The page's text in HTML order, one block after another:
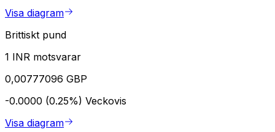
Visa diagram
Brittiskt pund
1 INR motsvarar
0,00777096 GBP
-0.0000 (0.25%) Veckovis
Visa diagram